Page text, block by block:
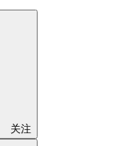
关注